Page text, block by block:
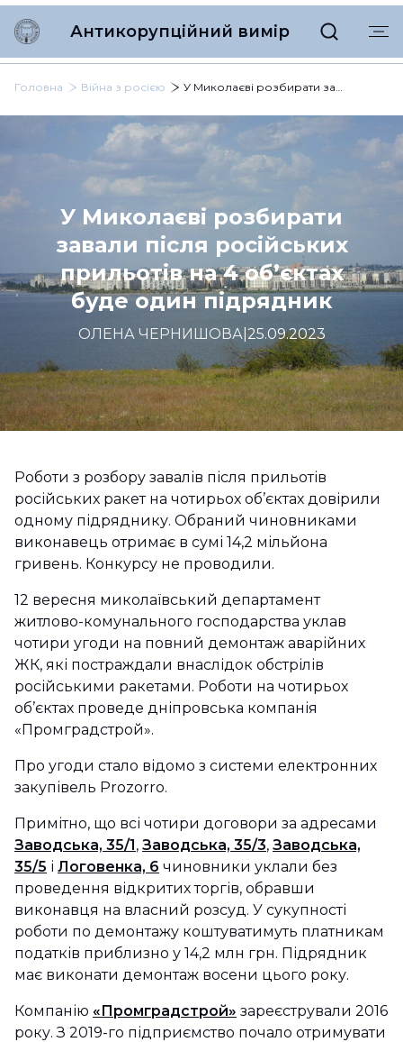
Антикорупційний вимір
Головна Війна з росією У Миколаєві розбирати завали після російських прильотів на 4 об’єктах буде один підрядник
У Миколаєві розбирати
завали після російських
прильотів на 4 об’єктах
буде один підрядник
ОЛЕНА ЧЕРНИШОВА| 25.09.2023
Роботи з розбору завалів після прильотів
російських ракет на чотирьох об’єктах довірили
одному підряднику. Обраний чиновниками
виконавець отримає в сумі 14,2 мільйона
гривень. Конкурсу не проводили.
12 вересня миколаївський департамент
житлово-комунального господарства уклав
чотири угоди на повний демонтаж аварійних
ЖК, які постраждали внаслідок обстрілів
російськими ракетами. Роботи на чотирьох
об’єктах проведе дніпровська компанія
«Промградстрой».
Про угоди стало відомо з системи електронних
закупівель Prozorro.
Примітно, що всі чотири договори за адресами
Заводська, 35/1, Заводська, 35/3, Заводська,
35/5 і Логовенка, 6 чиновники уклали без
проведення відкритих торгів, обравши
виконавця на власний розсуд. У сукупності
роботи по демонтажу коштуватимуть платникам
податків приблизно у 14,2 млн грн. Підрядник
має виконати демонтаж восени цього року.
Компанію «Промградстрой» зареєстрували 2016
року. З 2019-го підприємство почало отримувати